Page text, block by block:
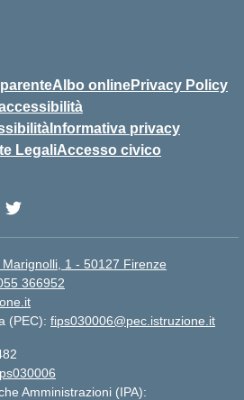
Albo onlinePrivacy Policy
Informativa privacy
LegaliAccesso civico
1 - 50127 Firenze
366952
(PEC): fips030006@pec.istruzione.it
Amministrazioni (IPA):